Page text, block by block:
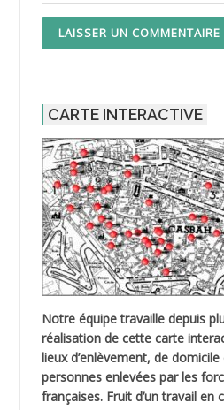
CARTE INTERACTIVE
Notre équipe travaille depuis
réalisation de cette carte
lieux d’enlèvement, de
personnes enlevées par les
françaises. Fruit d’un travail en